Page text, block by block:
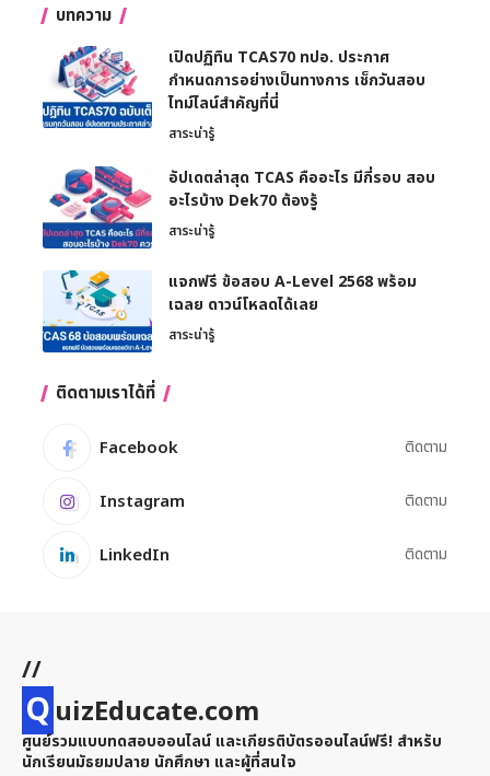
บทความ
เปิดปฏิทิน TCAS70 ทปอ. ประกาศ
กำหนดการอย่างเป็นทางการ เช็กวันสอบ
ไทม์ไลน์สำคัญที่นี่
สาระน่ารู้
อัปเดตล่าสุด TCAS คืออะไร มีกี่รอบ สอบ
อะไรบ้าง Dek70 ต้องรู้
สาระน่ารู้
แจกฟรี ข้อสอบ A-Level 2568 พร้อม
เฉลย ดาวน์โหลดได้เลย
สาระน่ารู้
ติดตามเราได้ที่
Facebook ติดตาม
Instagram ติดตาม
LinkedIn ติดตาม
//
QuizEducate.com
ศูนย์รวมแบบทดสอบออนไลน์ และเกียรติบัตรออนไลน์ฟรี! สำหรับ
นักเรียนมัธยมปลาย นักศึกษา และผู้ที่สนใจ